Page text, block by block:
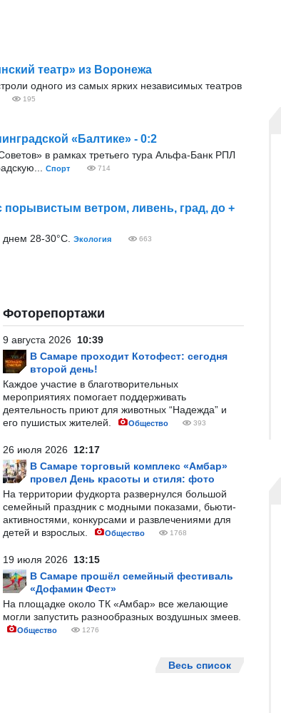
театр» из Воронежа
одного из самых ярких независимых театров
195
«Балтике» - 0:2
в рамках третьего тура Альфа-Банк РПЛ
Спорт 714
порывистым ветром, ливень, град, до +
28-30°С. Экология 663
Фоторепортажи
9 августа 2026 10:39
В Самаре проходит Котофест: сегодня
второй день!
Каждое участие в благотворительных
мероприятиях помогает поддерживать
деятельность приют для животных “Надежда” и
его пушистых жителей.
Общество 393
26 июля 2026 12:17
В Самаре торговый комплекс «Амбар»
провел День красоты и стиля: фото
На территории фудкорта развернулся большой
семейный праздник с модными показами, бьюти-
активностями, конкурсами и развлечениями для
детей и взрослых.
Общество 1768
19 июля 2026 13:15
В Самаре прошёл семейный фестиваль
«Дофамин Фест»
На площадке около ТК «Амбар» все желающие
могли запустить разнообразных воздушных змеев.
Общество 1276
Весь список